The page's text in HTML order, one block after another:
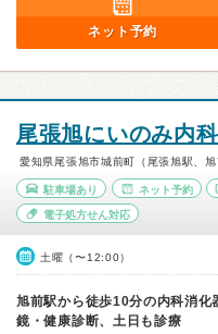
ネット予約
尾張旭にいのみ内
愛知県尾張旭市城前町（尾張旭駅、旭
駐車場あり ネット予約
電子処方せん対応
土曜（〜12:00）
旭前駅から徒歩10分の内科消
鏡・健康診断、土日も診療